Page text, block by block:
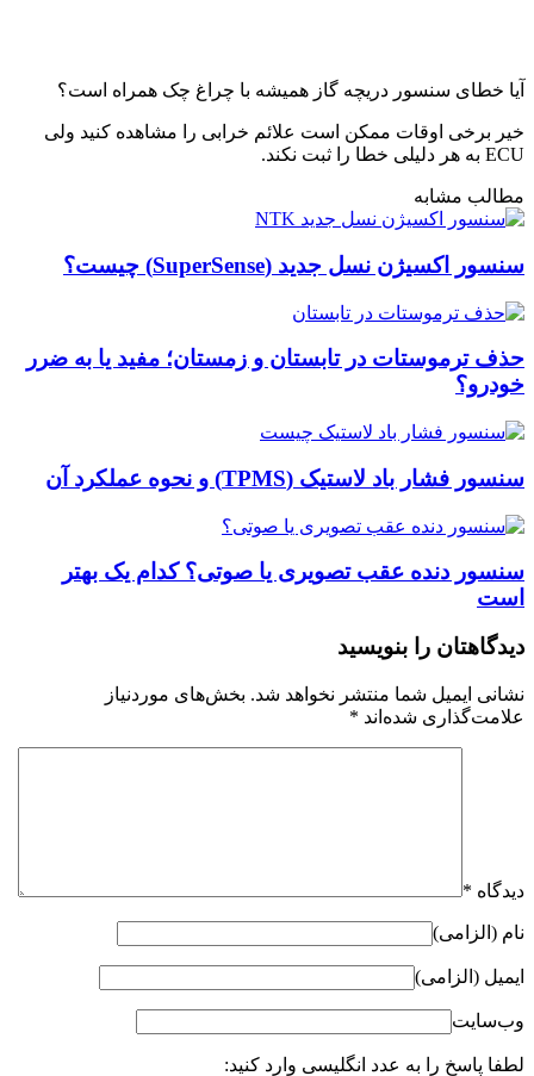
آیا خطای سنسور دریچه گاز همیشه با چراغ چک همراه است؟
خیر برخی اوقات ممکن است علائم خرابی را مشاهده کنید ولی
ECU به هر دلیلی خطا را ثبت نکند.
مطالب مشابه
سنسور اکسیژن نسل جدید (SuperSense) چیست؟
حذف ترموستات در تابستان و زمستان؛ مفید یا به ضرر
خودرو؟
سنسور فشار باد لاستیک (TPMS) و نحوه عملکرد آن
سنسور دنده عقب تصویری یا صوتی؟ کدام یک بهتر
است
دیدگاهتان را بنویسید
نشانی ایمیل شما منتشر نخواهد شد. بخش‌های موردنیاز
علامت‌گذاری شده‌اند *
دیدگاه *
نام (الزامی)
ایمیل (الزامی)
وب‌سایت
لطفا پاسخ را به عدد انگلیسی وارد کنید: